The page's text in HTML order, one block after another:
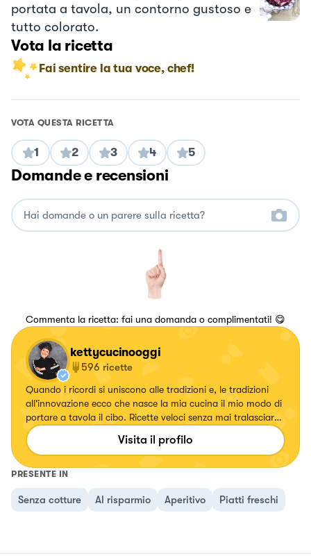
portata a tavola, un contorno gustoso e
tutto colorato.
Vota la ricetta
Fai sentire la tua voce, chef!
VOTA QUESTA RICETTA
1 2 3 4 5
Domande e recensioni
Commenta la ricetta: fai una domanda o complimentati! 😋
kettycucinooggi
596 ricette
Quando i ricordi si uniscono alle tradizioni e, le tradizioni
all'innovazione ecco che nasce la mia cucina il mio modo di
portare a tavola il cibo. Ricette veloci senza mai tralasciare
il gusto.
Visita il profilo
PRESENTE IN
Senza cotture Al risparmio Aperitivo Piatti freschi